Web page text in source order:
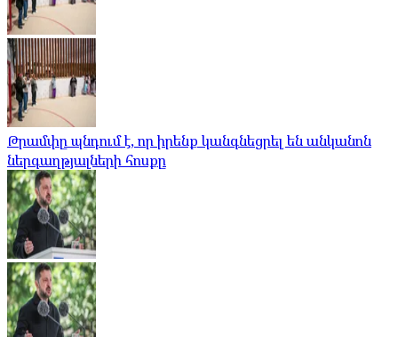
Թրամփը պնդում է, որ իրենք կանգնեցրել են անկանոն
ներգաղթյալների հոսքը